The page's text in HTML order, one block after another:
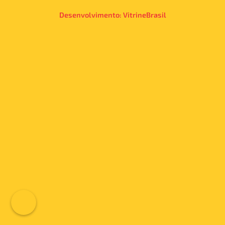
Desenvolvimento: VitrineBrasil